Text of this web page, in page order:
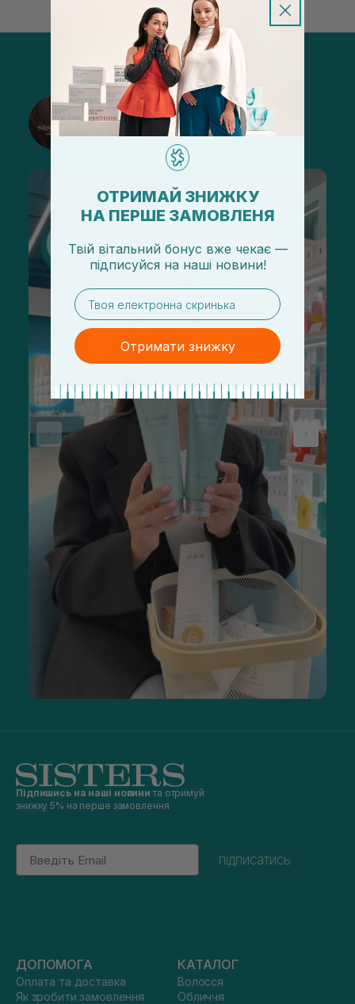
@sisters_stelmakh в Instagram
Підписатися
Підпишись на наші новини та отримуй
знижку 5% на перше замовлення
Email
підписатись
ДОПОМОГА
Оплата та доставка
Як зробити замовлення
КАТАЛОГ
Волосся
Обличчя
ОТРИМАЙ ЗНИЖКУ
НА ПЕРШЕ ЗАМОВЛЕНЯ
Твій вітальний бонус вже чекає —
підписуйся на наші новини!
email
Отримати знижку